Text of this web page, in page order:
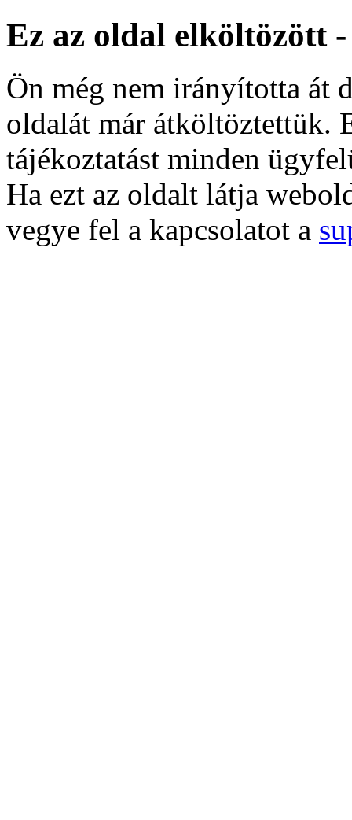
Ez az oldal elköltözött -
Ön még nem irányította át
oldalát már átköltöztettük.
tájékoztatást minden
Ha ezt az oldalt látja
vegye fel a kapcsolatot a